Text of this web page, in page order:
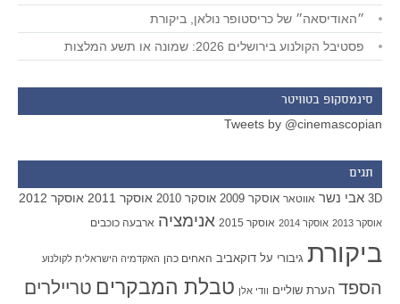
״האודיסאה״ של כריסטופר נולאן, ביקורת
פסטיבל הקולנוע בירושלים 2026: שמונה או תשע המלצות
סינמסקופ בטוויטר
Tweets by @cinemascopian
תגים
3D אבי נשר אווטאר אוסקר 2009 אוסקר 2010 אוסקר 2011 אוסקר 2012
אוסקר 2013 אוסקר 2014 אוסקר 2015 אנימציה ארבעה כוכבים
ביקורת גיבורי על דוקאביב האחים כהן האקדמיה הישראלית לקולנוע
הספד הערת שוליים וודי אלן טבלת המבקרים טריילרים